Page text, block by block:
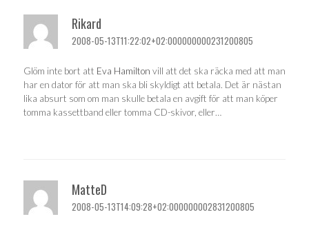
Rikard
2008-05-13T11:22:02+02:000000000231200805
Glöm inte bort att Eva Hamilton vill att det ska räcka med att man
har en dator för att man ska bli skyldigt att betala. Det är nästan
lika absurt som om man skulle betala en avgift för att man köper
tomma kassettband eller tomma CD-skivor, eller…
MatteD
2008-05-13T14:09:28+02:000000002831200805